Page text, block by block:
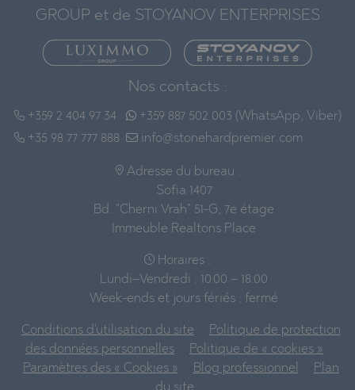
GROUP et de STOYANOV ENTERPRISES
Nos contacts :
+359 2 404 97 34
+35 98 77 777 888
+359 887 502 003 (WhatsApp, Viber)
info@stonehardpremier.com
Adresse du bureau :
Sofia 1407
Bd. "Cherni Vrah" 51-G, 7e étage
Immeuble Realtons Place
Horaires :
Lundi–Vendredi : 10:00 – 18:00
Week-ends et jours fériés : fermé
Conditions d'utilisation du site
Politique de protection
des données personnelles
Politique de « cookies »
Paramètres des « Cookies »
Blog professionnel
Plan